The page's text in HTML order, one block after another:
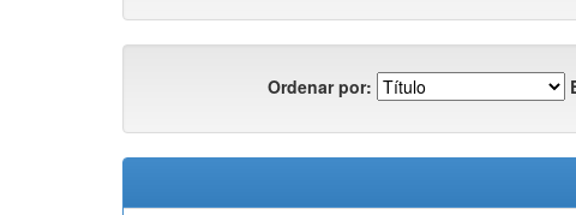
Ordenar por: